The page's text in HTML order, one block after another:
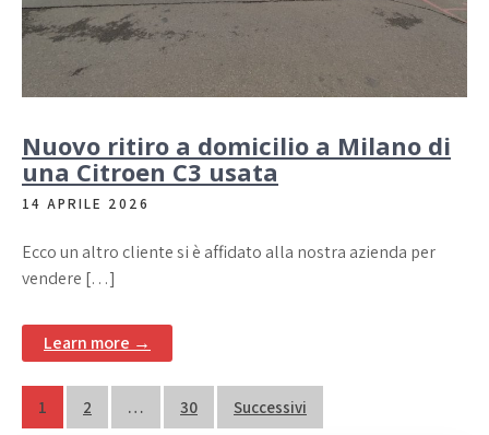
Nuovo ritiro a domicilio a Milano di
una Citroen C3 usata
14 APRILE 2026
Ecco un altro cliente si è affidato alla nostra azienda per
vendere […]
Learn more →
Navigazione
1 2 … 30 Successivi